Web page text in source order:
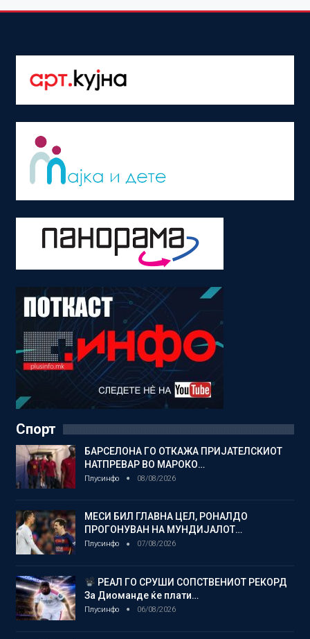
Спорт
БАРСЕЛОНА ГО ОТКАЖА ПРИЈАТЕЛСКИОТ
НАТПРЕВАР ВО МАРОКО…
Плусинфо 08/08/2026
МЕСИ БИЛ ГЛАВНА ЦЕЛ, РОНАЛДО
ПРОГОНУВАН НА МУНДИЈАЛОТ…
Плусинфо 07/08/2026
РЕАЛ ГО СРУШИ СОПСТВЕНИОТ РЕКОРД
За Диоманде ќе плати…
Плусинфо 06/08/2026